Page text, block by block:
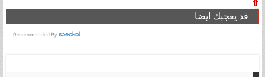
⇧
قد يعجبك ايضا